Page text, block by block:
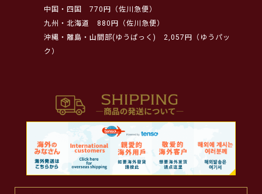
中国・四国
770円（佐川急便）
九州・北海道
880円（佐川急便）
沖縄・離島・山間部(ゆうぱっく)
2,057円（ゆうパッ
ク）